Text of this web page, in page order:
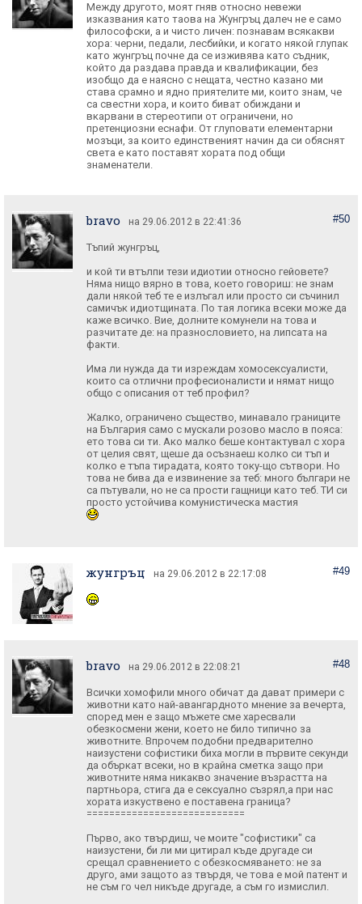
Между другото, моят гняв относно невежи
изказвания като таова на Жунгръц далеч не е само
философски, а и чисто личен: познавам всякакви
хора: черни, педали, лесбийки, и когато някой глупак
като жунгръц почне да се изживява като съдник,
който да раздава правда и квалификации, без
изобщо да е наясно с нещата, честно казано ми
става срамно и ядно приятелите ми, които знам, че
са свестни хора, и които биват обиждани и
вкарвани в стереотипи от ограничени, но
претенциозни еснафи. От глуповати елементарни
мозъци, за които единственият начин да си обяснят
света е като поставят хората под общи
знаменатели.
bravo на 29.06.2012 в 22:41:36 #50
Тъпий жунгръц,
и кой ти втълпи тези идиотии относно гейовете?
Няма нищо вярно в това, което говориш: не знам
дали някой теб те е излъгал или просто си съчинил
самичък идиотщината. По тая логика всеки може да
каже всичко. Вие, долните комунели на това и
разчитате де: на празнословието, на липсата на
факти.
Има ли нужда да ти изреждам хомосексуалисти,
които са отлични професионалисти и нямат нищо
общо с описания от теб профил?
Жалко, ограничено същество, минавало границите
на България само с мускали розово масло в пояса:
ето това си ти. Ако малко беше контактувал с хора
от целия свят, щеше да осъзнаеш колко си тъп и
колко е тъпа тирадата, която току-що сътвори. Но
това не бива да е извинение за теб: много българи не
са пътували, но не са прости гащници като теб. ТИ си
жунгръц на 29.06.2012 в 22:17:08 #49
bravo на 29.06.2012 в 22:08:21 #48
Всички хомофили много обичат да дават примери с
животни като най-авангардното мнение за вечерта,
според мен е защо мъжете сме харесвали
обезкосмени жени, което не било типично за
животните. Впрочем подобни предварително
наизустени софистики биха могли в първите секунди
да объркат всеки, но в крайна сметка защо при
животните няма никакво значение възрастта на
партньора, стига да е сексуално съзрял,а при нас
хората изкуствено е поставена граница?
============================
Първо, ако твърдиш, че моите "софистики" са
наизустени, би ли ми цитирал къде другаде си
срещал сравнението с обезкосмяването: не за
друго, ами защото аз твърдя, че това е мой патент и
не съм го чел никъде другаде, а съм го измислил.